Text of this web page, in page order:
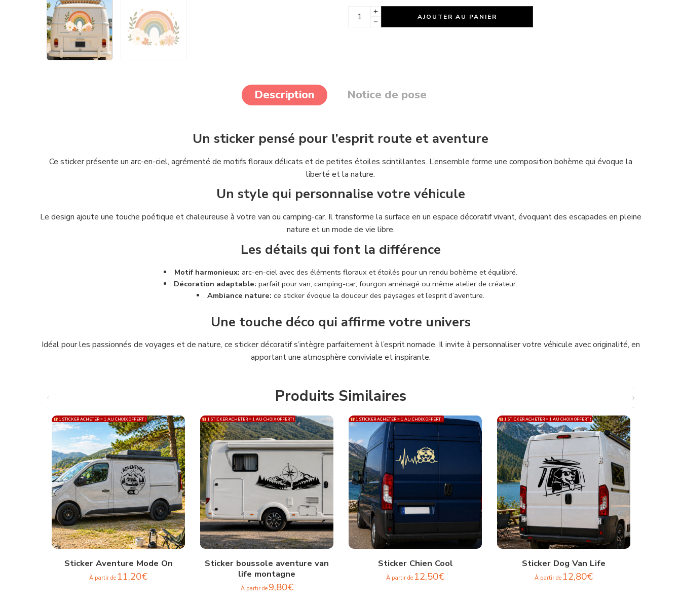
AJOUTER AU PANIER
Description Notice de pose
Un sticker pensé pour l’esprit route et aventure
Ce sticker présente un arc-en-ciel, agrémenté de motifs floraux délicats et de petites étoiles scintillantes. L’ensemble forme une composition bohème qui évoque la
liberté et la nature.
Un style qui personnalise votre véhicule
Le design ajoute une touche poétique et chaleureuse à votre van ou camping-car. Il transforme la surface en un espace décoratif vivant, évoquant des escapades en pleine
nature et un mode de vie libre.
Les détails qui font la différence
Motif harmonieux: arc-en-ciel avec des éléments floraux et étoilés pour un rendu bohème et équilibré.
Décoration adaptable: parfait pour van, camping-car, fourgon aménagé ou même atelier de créateur.
Ambiance nature: ce sticker évoque la douceur des paysages et l’esprit d’aventure.
Une touche déco qui affirme votre univers
Idéal pour les passionnés de voyages et de nature, ce sticker décoratif s’intègre parfaitement à l’esprit nomade. Il invite à personnaliser votre véhicule avec originalité, en
apportant une atmosphère conviviale et inspirante.
Produits Similaires
1 STICKER ACHETER = 1 AU CHOIX OFFERT !
Sticker Aventure Mode On
À partir de 11,20€
1 STICKER ACHETER = 1 AU CHOIX OFFERT !
Sticker boussole aventure van
life montagne
À partir de 9,80€
1 STICKER ACHETER = 1 AU CHOIX OFFERT !
Sticker Chien Cool
À partir de 12,50€
1 STICKER ACHETER = 1 AU CHOIX OFFERT !
Sticker Dog Van Life
À partir de 12,80€